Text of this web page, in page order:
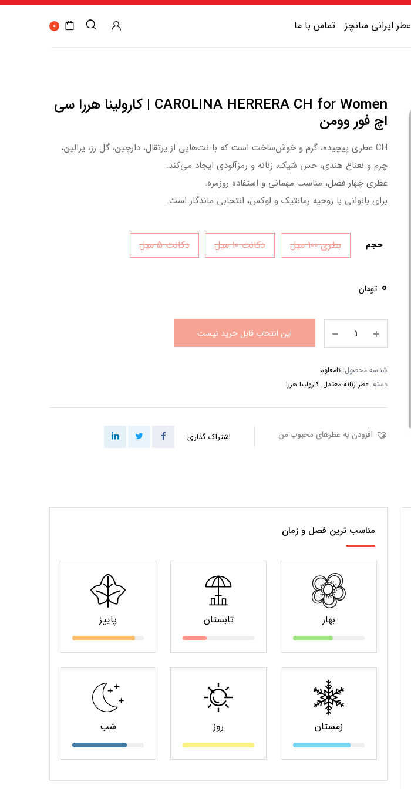
عطر ایرانی سانچز تماس با ما 0
CAROLINA HERRERA CH for Women | کارولینا هررا سی
اچ فور وومن
CH عطری پیچیده، گرم و خوش‌ساخت است که با نت‌هایی از پرتقال، دارچین، گل رز، پرالین،
چرم و نعناع هندی، حس شیک، زنانه و رمزآلودی ایجاد می‌کند.
عطری چهار فصل، مناسب مهمانی و استفاده روزمره.
برای بانوانی با روحیه رمانتیک و لوکس، انتخابی ماندگار است.
حجم بطری 100 میل دکانت 10 میل دکانت 5 میل
0 تومان
این انتخاب قابل خرید نیست
شناسه محصول: نامعلوم
دسته: عطر زنانه معتدل,کارولینا هررا
افزودن به عطرهای محبوب من اشتراک گذاری :
مناسب ترین فصل و زمان
بهار تابستان پاییز
زمستان روز شب